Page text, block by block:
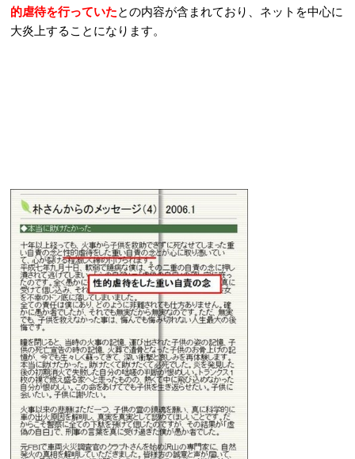
的虐待を行っていたとの内容が含まれており、ネットを中心に
大炎上することになります。